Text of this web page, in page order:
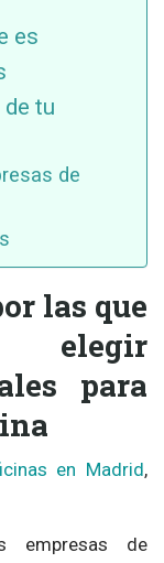
es
tu
de
las que
elegir
para
en Madrid,
empresas de